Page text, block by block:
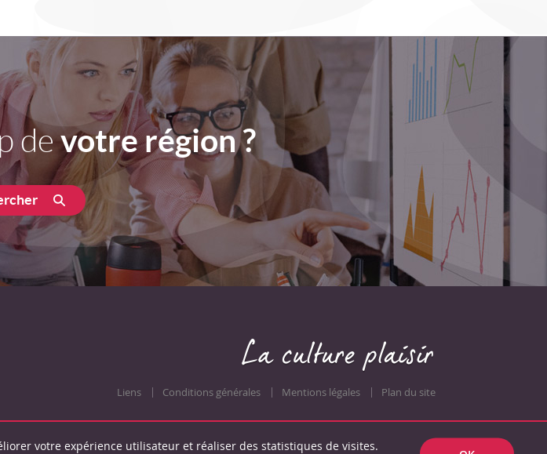
devotre région ?
Liens Conditions générales Mentions légales Plan du site
votre expérience utilisateur et réaliser des statistiques de visites.